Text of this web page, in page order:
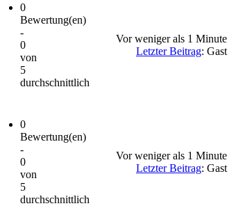
0
Bewertung(en)
-
0
von
5
durchschnittlich
Vor weniger als 1 Minute
Letzter Beitrag: Gast
0
Bewertung(en)
-
0
von
5
durchschnittlich
Vor weniger als 1 Minute
Letzter Beitrag: Gast